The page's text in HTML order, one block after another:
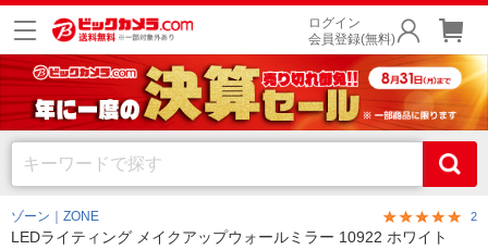
ログイン
会員登録(無料)
ゾーン｜ZONE 2
LEDライティング メイクアップウォールミラー 10922 ホワイト